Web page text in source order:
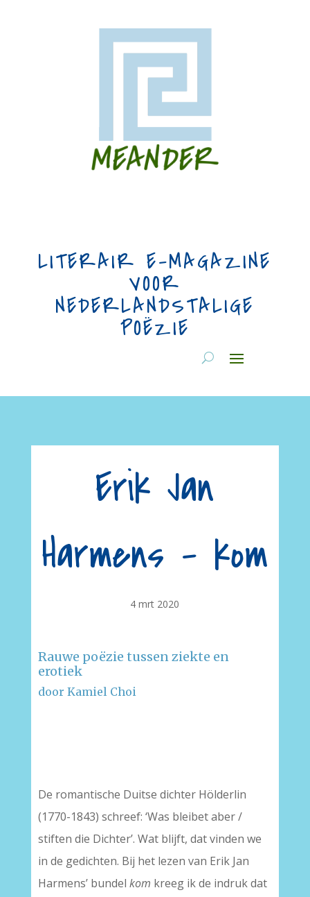
LITERAIR E-MAGAZINE
VOOR
NEDERLANDSTALIGE
POËZIE
Erik Jan
Harmens – kom
4 mrt 2020
Rauwe poëzie tussen ziekte en
erotiek
door Kamiel Choi
De romantische Duitse dichter Hölderlin
(1770-1843) schreef: ‘Was bleibet aber /
stiften die Dichter’. Wat blijft, dat vinden we
in de gedichten. Bij het lezen van Erik Jan
Harmens’ bundel kom kreeg ik de indruk dat